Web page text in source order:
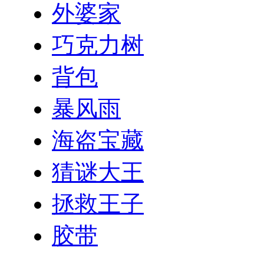
外婆家
巧克力树
背包
暴风雨
海盗宝藏
猜谜大王
拯救王子
胶带